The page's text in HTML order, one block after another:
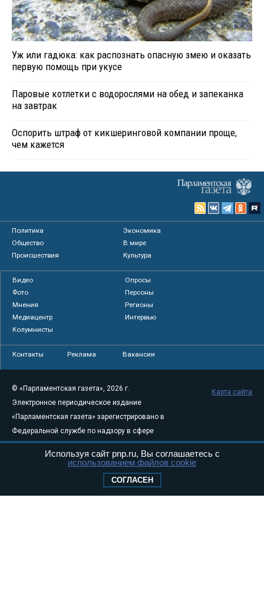
Уж или гадюка: как распознать опасную змею и оказать
первую помощь при укусе
Паровые котлетки с водорослями на обед и запеканка
на завтрак
Оспорить штраф от кикшеринговой компании проще,
чем кажется
Политика
Экономика
Общество
В мире
Происшествия
Культура
Видео
Опросы
Фото
Персоны
Мнения
Регионы
Медиацентр
Интервью
Колумнисты
Контакты Реклама Вакансии
© «Парламентская газета», 2026 г.
Электронное периодическое издание
«Парламентская газета» зарегистрировано в
Федеральной службе по надзору в сфере
связи, информационных технологий и
массовых коммуникаций (Роскомнадзор) 05
Свидетельство о регистрации Эл № ФС77-
Карта сайта
Используя сайт pnp.ru, Вы соглашаетесь с
использованием файлов cookie
СОГЛАСЕН